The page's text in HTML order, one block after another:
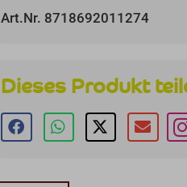
Art.Nr. 8718692011274
Dieses Produkt